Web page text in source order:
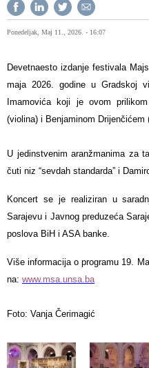
Ponedeljak, Maj 11., 2026. - 16:07
Devetnaesto izdanje festivala
maja 2026. godine u Gradskoj
Imamovića koji je ovom
(violina) i Benjaminom Drijenčićem
U jedinstvenim aranžmanima za
čuti niz “sevdah standarda” i
Koncert se je realiziran u
Sarajevu i Javnog preduzeća
poslova BiH i ASA banke.
Više informacija o programu 19.
na: www.msa.unsa.ba
Foto: Vanja Čerimagić